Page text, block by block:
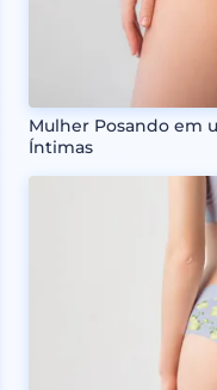
Mulher Posando em
Íntimas